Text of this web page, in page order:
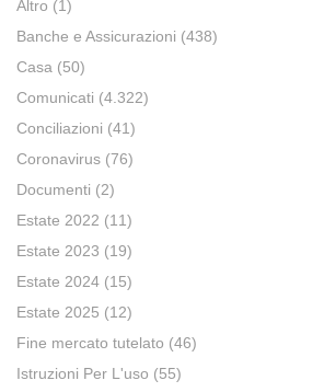
Altro (1)
Banche e Assicurazioni (438)
Casa (50)
Comunicati (4.322)
Conciliazioni (41)
Coronavirus (76)
Documenti (2)
Estate 2022 (11)
Estate 2023 (19)
Estate 2024 (15)
Estate 2025 (12)
Fine mercato tutelato (46)
Istruzioni Per L'uso (55)